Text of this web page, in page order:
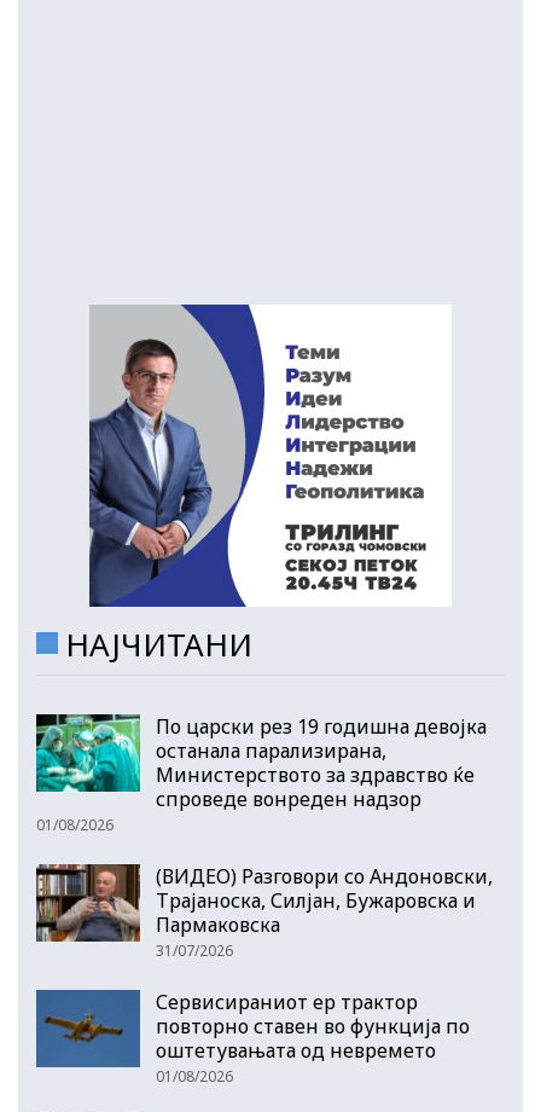
НАЈЧИТАНИ
По царски рез 19 годишна девојка
останала парализирана,
Министерството за здравство ќе
спроведе вонреден надзор
01/08/2026
(ВИДЕО) Разговори со Андоновски,
Трајаноска, Силјан, Бужаровска и
Пармаковска
31/07/2026
Сервисираниот ер трактор
повторно ставен во функција по
оштетувањата од невремето
01/08/2026